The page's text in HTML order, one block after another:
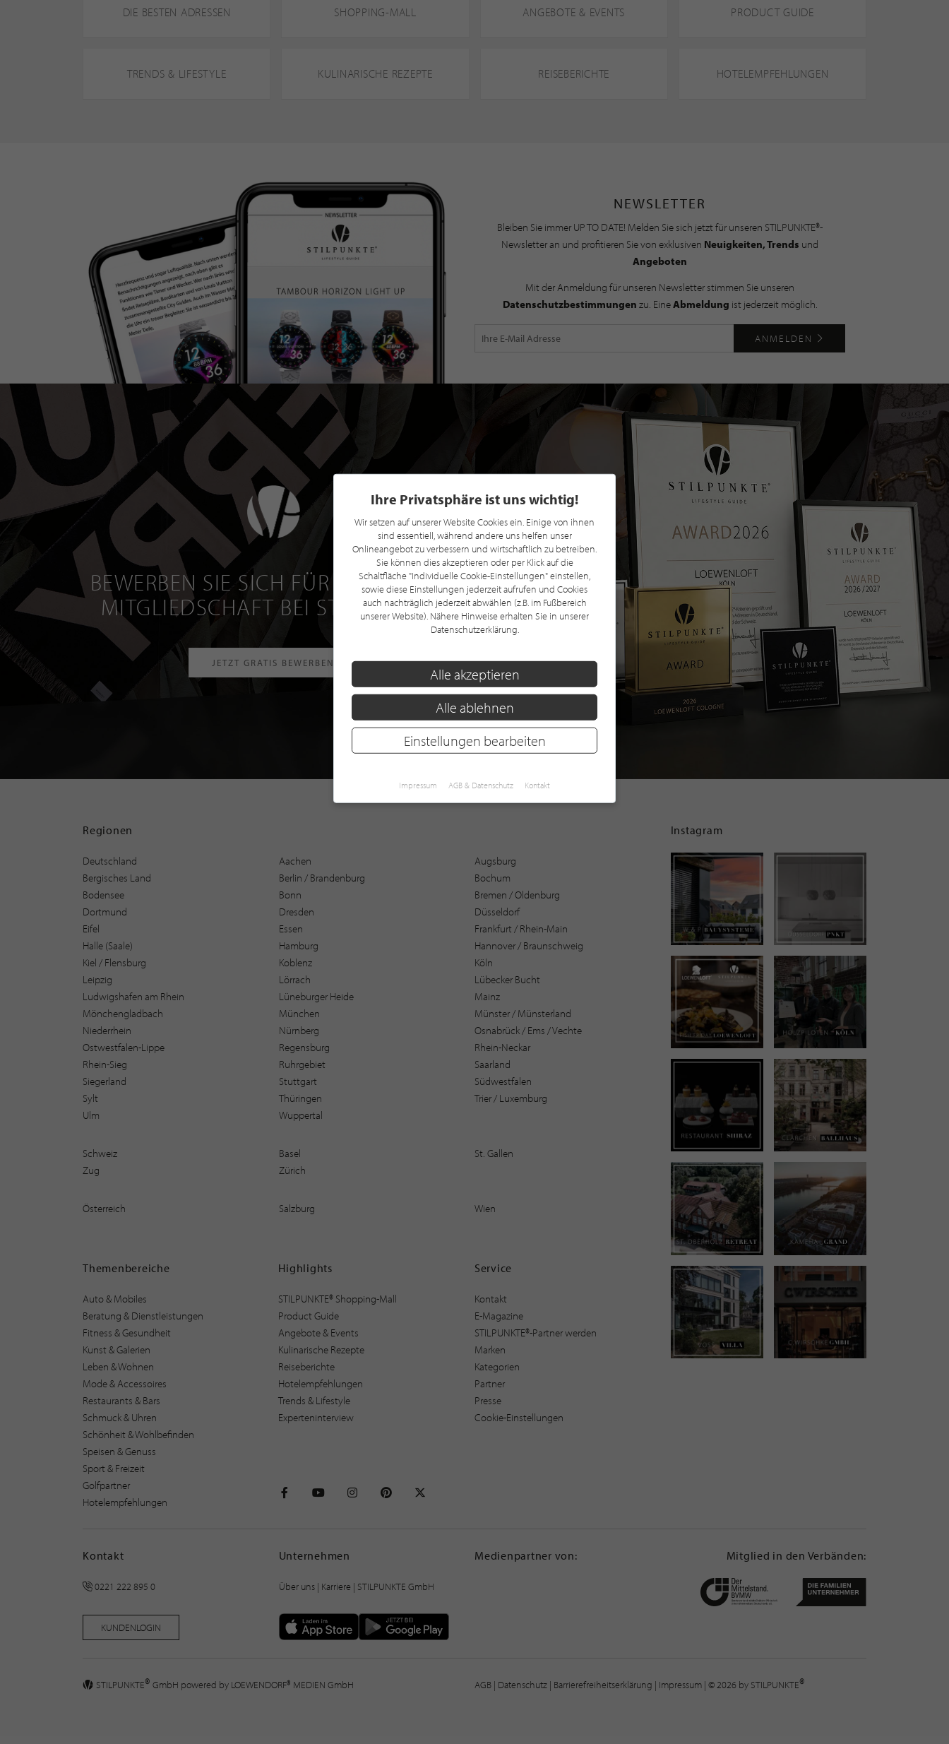
DIE BESTEN ADRESSEN SHOPPING-MALL ANGEBOTE & EVENTS PRODUCT GUIDE
TRENDS & LIFESTYLE KULINARISCHE REZEPTE REISEBERICHTE HOTELEMPFEHLUNGEN
NEWSLETTER
Bleiben Sie immer UP TO DATE! Melden Sie sich jetzt für unseren STILPUNKTE®-
Newsletter an und profitieren Sie von exklusiven Neuigkeiten, Trends und
Angeboten
Mit der Anmeldung für unseren Newsletter stimmen Sie unseren
Datenschutzbestimmungen zu. EineAbmeldung ist jederzeit möglich.
ANMELDEN
BEWERBEN SIE SICH FÜR EINE GRATIS
MITGLIEDSCHAFT BEI STILPUNKTE®
JETZT GRATIS BEWERBEN
Regionen
Deutschland Aachen
Augsburg
Bergisches Land
Berlin / Brandenburg
Bochum
Bodensee
Bonn
Bremen / Oldenburg
Dortmund
Dresden
Düsseldorf
Eifel
Essen
Frankfurt / Rhein-Main
Halle (Saale)
Hamburg
Hannover / Braunschweig
Kiel / Flensburg
Koblenz
Köln
Leipzig
Lörrach
Lübecker Bucht
Ludwigshafen am Rhein
Lüneburger Heide
Mainz
Mönchengladbach
München
Münster / Münsterland
Niederrhein
Nürnberg
Osnabrück / Ems / Vechte
Ostwestfalen-Lippe
Regensburg
Rhein-Neckar
Rhein-Sieg
Ruhrgebiet
Saarland
Siegerland
Stuttgart
Südwestfalen
Sylt
Thüringen
Trier / Luxemburg
Ulm
Wuppertal
Schweiz Basel
St. Gallen
Zug
Zürich
Österreich Salzburg Wien
Themenbereiche
Auto & Mobiles
Beratung & Dienstleistungen
Fitness & Gesundheit
Kunst & Galerien
Leben & Wohnen
Mode & Accessoires
Restaurants & Bars
Schmuck & Uhren
Schönheit & Wohlbefinden
Speisen & Genuss
Sport & Freizeit
Golfpartner
Hotelempfehlungen
Highlights
STILPUNKTE® Shopping-Mall
Product Guide
Angebote & Events
Kulinarische Rezepte
Reiseberichte
Hotelempfehlungen
Trends & Lifestyle
Experteninterview
Service
Kontakt
E-Magazine
STILPUNKTE®-Partner werden
Marken
Kategorien
Partner
Presse
Cookie-Einstellungen
Instagram
Kontakt
0221 222 895 0
KUNDENLOGIN
Unternehmen
Über uns| Karriere | STILPUNKTE GmbH
Medienpartner von: Mitglied in den Verbänden:
STILPUNKTE® GmbH powered by LOEWENDORF® MEDIEN GmbH AGB | Datenschutz | Barrierefreiheitserklärung | Impressum | © 2026 by STILPUNKTE®
Ihre Privatsphäre ist uns wichtig!
Wir setzen auf unserer Website Cookies ein. Einige von ihnen
sind essentiell, während andere uns helfen unser
Onlineangebot zu verbessern und wirtschaftlich zu betreiben.
Sie können dies akzeptieren oder per Klick auf die
Schaltfläche "Individuelle Cookie-Einstellungen" einstellen,
sowie diese Einstellungen jederzeit aufrufen und Cookies
auch nachträglich jederzeit abwählen (z.B. im Fußbereich
unserer Website). Nähere Hinweise erhalten Sie in unserer
Datenschutzerklärung.
Alle akzeptieren
Alle ablehnen
Einstellungen bearbeiten
Impressum AGB & Datenschutz Kontakt